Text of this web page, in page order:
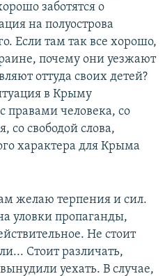
заботятся о
на полуострова
Если там так все хорошо,
почему они уезжают
оттуда своих детей?
в Крыму
правами человека, со
со свободой слова,
характера для Крыма
желаю терпения и сил.
уловки пропаганды,
Не стоит
Стоит различать,
уехать. В случае,